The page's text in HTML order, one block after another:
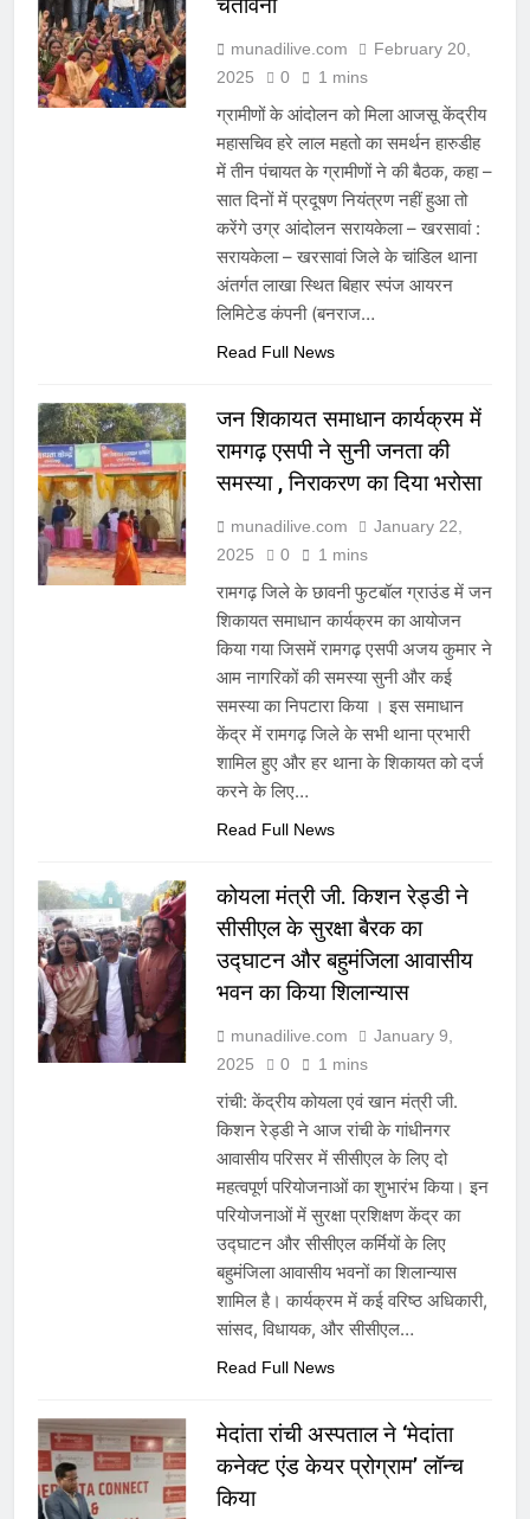
चेतावनी
munadilive.com
February 20,
2025
0 1 mins
ग्रामीणों के आंदोलन को मिला आजसू केंद्रीय
महासचिव हरे लाल महतो का समर्थन हारुडीह
में तीन पंचायत के ग्रामीणों ने की बैठक, कहा –
सात दिनों में प्रदूषण नियंत्रण नहीं हुआ तो
करेंगे उग्र आंदोलन सरायकेला – खरसावां :
सरायकेला – खरसावां जिले के चांडिल थाना
अंतर्गत लाखा स्थित बिहार स्पंज आयरन
लिमिटेड कंपनी (बनराज…
Read Full News
जन शिकायत समाधान कार्यक्रम में
रामगढ़ एसपी ने सुनी जनता की
समस्या , निराकरण का दिया भरोसा
munadilive.com
January 22,
2025
0 1 mins
रामगढ़ जिले के छावनी फुटबॉल ग्राउंड में जन
शिकायत समाधान कार्यक्रम का आयोजन
किया गया जिसमें रामगढ़ एसपी अजय कुमार ने
आम नागरिकों की समस्या सुनी और कई
समस्या का निपटारा किया । इस समाधान
केंद्र में रामगढ़ जिले के सभी थाना प्रभारी
शामिल हुए और हर थाना के शिकायत को दर्ज
करने के लिए…
Read Full News
कोयला मंत्री जी. किशन रेड्डी ने
सीसीएल के सुरक्षा बैरक का
उद्घाटन और बहुमंजिला आवासीय
भवन का किया शिलान्यास
munadilive.com
January 9,
2025
0 1 mins
रांची: केंद्रीय कोयला एवं खान मंत्री जी.
किशन रेड्डी ने आज रांची के गांधीनगर
आवासीय परिसर में सीसीएल के लिए दो
महत्वपूर्ण परियोजनाओं का शुभारंभ किया। इन
परियोजनाओं में सुरक्षा प्रशिक्षण केंद्र का
उद्घाटन और सीसीएल कर्मियों के लिए
बहुमंजिला आवासीय भवनों का शिलान्यास
शामिल है। कार्यक्रम में कई वरिष्ठ अधिकारी,
सांसद, विधायक, और सीसीएल…
Read Full News
मेदांता रांची अस्पताल ने ‘मेदांता
कनेक्ट एंड केयर प्रोग्राम’ लॉन्च
किया